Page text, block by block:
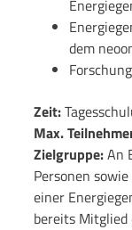
dem
Zeit:
Max.
Zielgruppe:An
Personen sowie
einer
bereits